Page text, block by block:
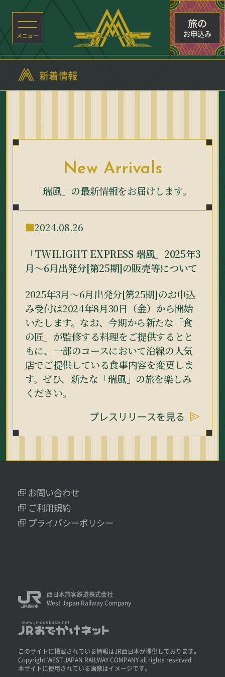
旅の
お申込み
新着情報
New Arrivals
「瑞風」の最新情報をお届けします。
2024.08.26
「TWILIGHT EXPRESS 瑞風」2025年3
月～6月出発分[第25期]の販売等について
2025年3月～6月出発分[第25期]のお申込
み受付は2024年8月30日（金）から開始
いたします。なお、今期から新たな「食
の匠」が監修する料理をご提供するとと
もに、一部のコースにおいて沿線の人気
店でご提供している食事内容を変更しま
す。ぜひ、新たな「瑞風」の旅を楽しみ
ください。
プレスリリースを見る
お問い合わせ
ご利用規約
プライバシーポリシー
西日本旅客鉄道株式会社
West Japan Railway Company
このサイトに掲載されている情報はJR西日本が提供しております。
Copyright WEST JAPAN RAILWAY COMPANY all rights reserved
本サイトに使用されている画像はイメージです。